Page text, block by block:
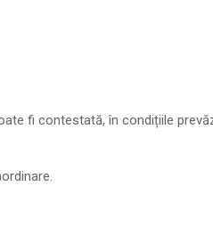
fi contestată, în condițiile